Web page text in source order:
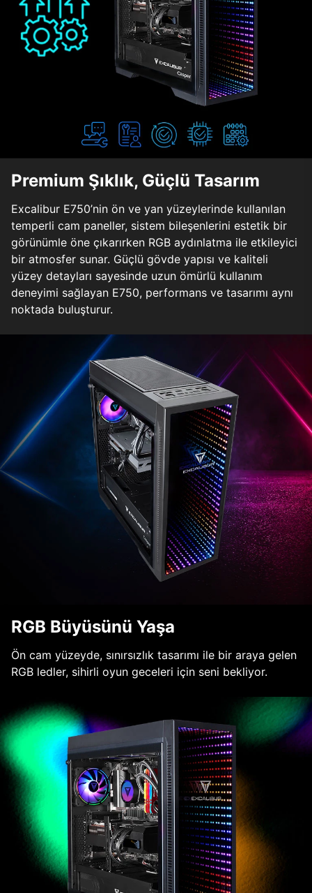
Premium Şıklık, Güçlü Tasarım
Excalibur E750’nin ön ve yan yüzeylerinde kullanılan
temperli cam paneller, sistem bileşenlerini estetik bir
görünümle öne çıkarırken RGB aydınlatma ile etkileyici
bir atmosfer sunar. Güçlü gövde yapısı ve kaliteli
yüzey detayları sayesinde uzun ömürlü kullanım
deneyimi sağlayan E750, performans ve tasarımı aynı
noktada buluşturur.
RGB Büyüsünü Yaşa
Ön cam yüzeyde, sınırsızlık tasarımı ile bir araya gelen
RGB ledler, sihirli oyun geceleri için seni bekliyor.